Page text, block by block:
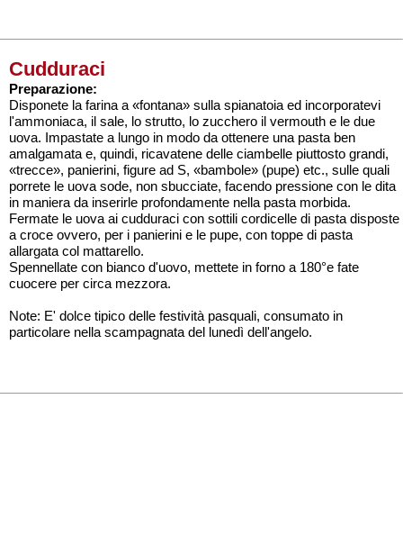
Cudduraci
Preparazione:
Disponete la farina a «fontana» sulla spianatoia ed incorporatevi
l'ammoniaca, il sale, lo strutto, lo zucchero il vermouth e le due
uova. Impastate a lungo in modo da ottenere una pasta ben
amalgamata e, quindi, ricavatene delle ciambelle piuttosto grandi,
«trecce», panierini, figure ad S, «bambole» (pupe) etc., sulle quali
porrete le uova sode, non sbucciate, facendo pressione con le dita
in maniera da inserirle profondamente nella pasta morbida.
Fermate le uova ai cudduraci con sottili cordicelle di pasta disposte
a croce ovvero, per i panierini e le pupe, con toppe di pasta
allargata col mattarello.
Spennellate con bianco d'uovo, mettete in forno a 180°e fate
cuocere per circa mezzora.
Note: E' dolce tipico delle festività pasquali, consumato in
particolare nella scampagnata del lunedì dell'angelo.